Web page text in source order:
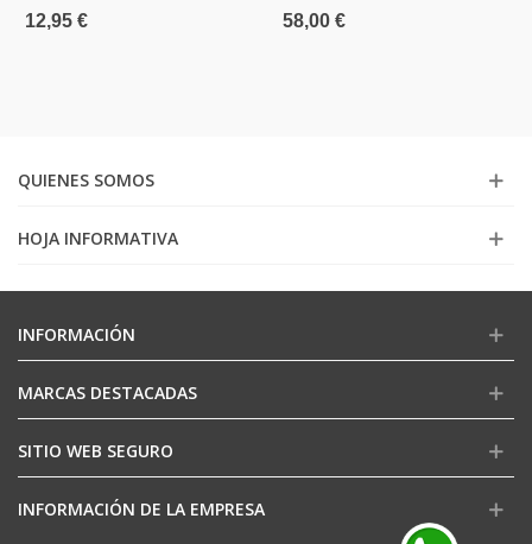
12,95 € 58,00 €
QUIENES SOMOS
HOJA INFORMATIVA
INFORMACIÓN
MARCAS DESTACADAS
SITIO WEB SEGURO
INFORMACIÓN DE LA EMPRESA